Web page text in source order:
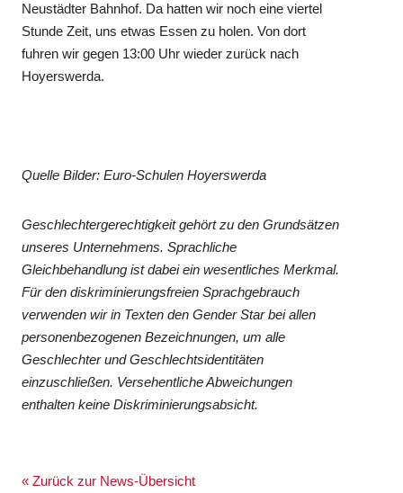
Neustädter Bahnhof. Da hatten wir noch eine viertel
Stunde Zeit, uns etwas Essen zu holen. Von dort
fuhren wir gegen 13:00 Uhr wieder zurück nach
Hoyerswerda.
Quelle Bilder: Euro-Schulen Hoyerswerda
Geschlechtergerechtigkeit gehört zu den Grundsätzen
unseres Unternehmens. Sprachliche
Gleichbehandlung ist dabei ein wesentliches Merkmal.
Für den diskriminierungsfreien Sprachgebrauch
verwenden wir in Texten den Gender Star bei allen
personenbezogenen Bezeichnungen, um alle
Geschlechter und Geschlechtsidentitäten
einzuschließen. Versehentliche Abweichungen
enthalten keine Diskriminierungsabsicht.
« Zurück zur News-Übersicht